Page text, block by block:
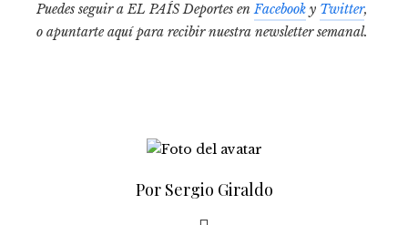
Puedes seguir a EL PAÍS Deportes enFacebook y Twitter,
o apuntarte aquí para recibirnuestra newsletter semanal.
Por Sergio Giraldo